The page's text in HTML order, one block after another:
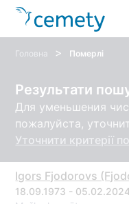
Головна > Померлі
Результати
Для уменьшения
пожалуйста,
Уточнити критерії
Igors Fjodorovs
18.09.1973 - 05.02.2024